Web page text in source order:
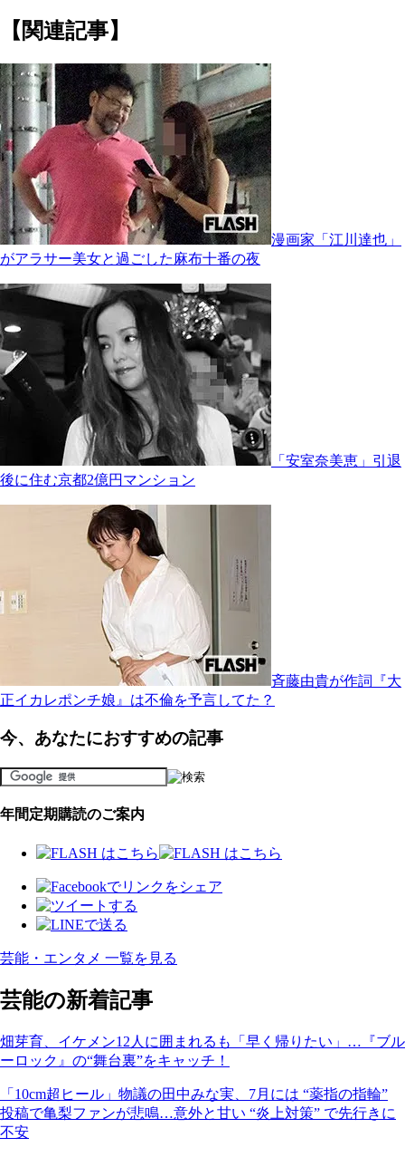
【関連記事】
漫画家「江川達也」
がアラサー美女と過ごした麻布十番の夜
「安室奈美恵」引退
後に住む京都2億円マンション
斉藤由貴が作詞『大
正イカレポンチ娘』は不倫を予言してた？
今、あなたにおすすめの記事
年間定期購読のご案内
芸能・エンタメ 一覧を見る
芸能の新着記事
畑芽育、イケメン12人に囲まれるも「早く帰りたい」…『ブル
ーロック』の“舞台裏”をキャッチ！
「10cm超ヒール」物議の田中みな実、7月には “薬指の指輪”
投稿で亀梨ファンが悲鳴…意外と甘い “炎上対策” で先行きに
不安